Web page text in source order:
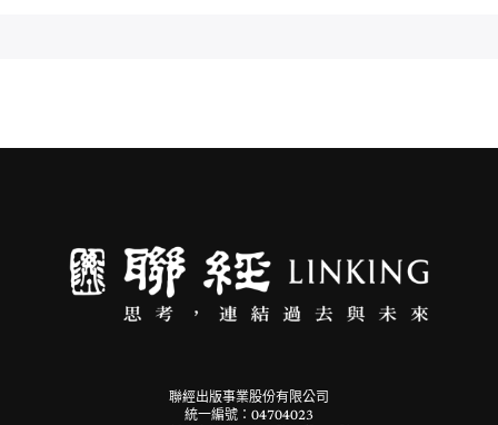
聯經出版事業股份有限公司
統一編號：04704023